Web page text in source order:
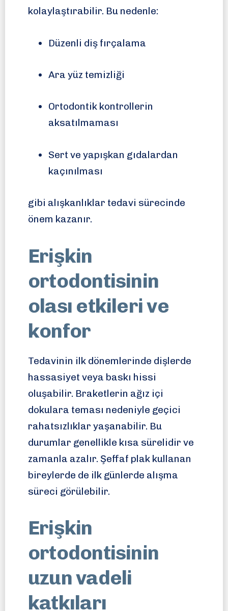
kolaylaştırabilir. Bu nedenle:
Düzenli diş fırçalama
Ara yüz temizliği
Ortodontik kontrollerin
aksatılmaması
Sert ve yapışkan gıdalardan
kaçınılması
gibi alışkanlıklar tedavi sürecinde
önem kazanır.
Erişkin
ortodontisinin
olası etkileri ve
konfor
Tedavinin ilk dönemlerinde dişlerde
hassasiyet veya baskı hissi
oluşabilir. Braketlerin ağız içi
dokulara teması nedeniyle geçici
rahatsızlıklar yaşanabilir. Bu
durumlar genellikle kısa sürelidir ve
zamanla azalır. Şeffaf plak kullanan
bireylerde de ilk günlerde alışma
süreci görülebilir.
Erişkin
ortodontisinin
uzun vadeli
katkıları